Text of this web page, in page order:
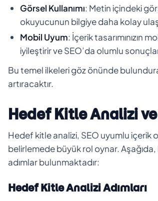
Görsel Kullanımı: Metin içindeki
okuyucunun bilgiye daha kolay
Mobil Uyum: İçerik tasarımınızın
iyileştirir ve SEO’da olumlu
Bu temel ilkeleri göz önünde
artıracaktır.
Hedef Kitle Analizi
Hedef kitle analizi, SEO uyumlu içerik
belirlemede büyük rol oynar.
adımlar bulunmaktadır:
Hedef Kitle Analizi Adımları